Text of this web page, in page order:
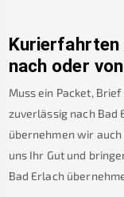
nach oder von
Muss ein Packet,
zuverlässig nach Bad
übernehmen wir
uns Ihr Gut und
Bad Erlach